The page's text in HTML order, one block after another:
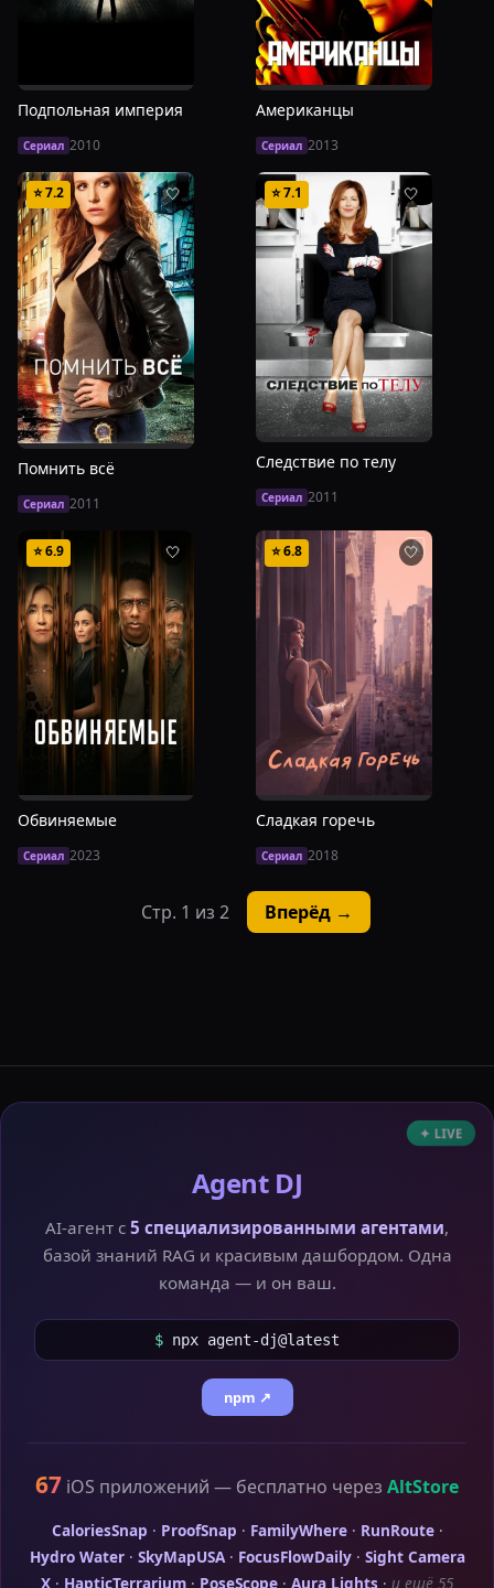
Подпольная империя
Сериал 2010
Американцы
Сериал 2013
⭐7.2 🤍
Помнить всё
Сериал 2011
⭐7.1 🤍
Следствие по телу
Сериал 2011
⭐6.9 🤍
Обвиняемые
Сериал 2023
⭐6.8 🤍
Сладкая горечь
Сериал 2018
Стр. 1 из 2 Вперёд →
✦ LIVE
Agent DJ
AI-агент с 5 специализированными агентами,
базой знаний RAG и красивым дашбордом. Одна
команда — и он ваш.
$ npx agent-dj@latest
npm ↗
67 iOS приложений — бесплатно через AltStore
CaloriesSnap · ProofSnap · FamilyWhere· RunRoute·
Hydro Water· SkyMapUSA· FocusFlowDaily· Sight Camera
X · HapticTerrarium · PoseScope · Aura Lights · и ещё 55